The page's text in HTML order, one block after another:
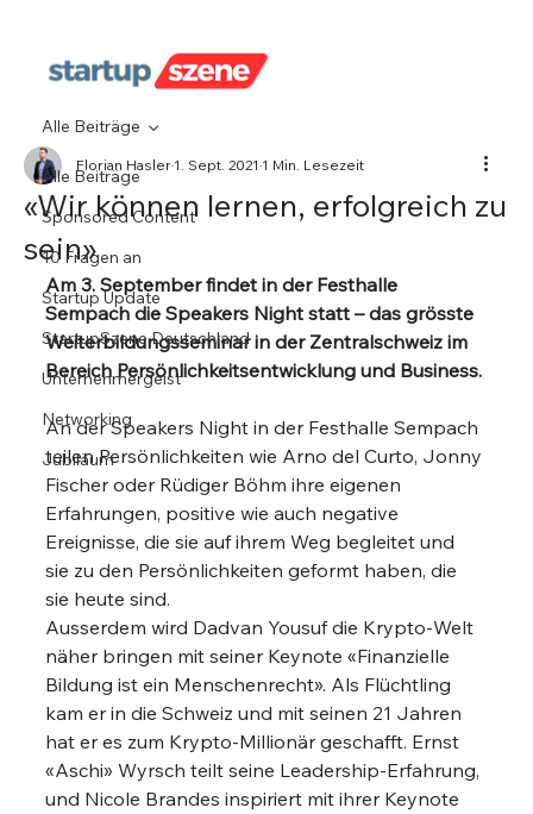
Alle Beiträge
Sponsored Content
10 Fragen an
Startup Update
StartupSzene Deutschland
Unternehmergeist
Networking
Jubiläum
Alle Beiträge
«Wir können lernen, erfolgreich zu
sein»
Florian Hasler1. Sept. 20211 Min. Lesezeit
Am 3. September findet in der Festhalle
Sempach die Speakers Night statt – das grösste
Weiterbildungsseminar in der Zentralschweiz im
Bereich Persönlichkeitsentwicklung und Business.
An der Speakers Night in der Festhalle Sempach
teilen Persönlichkeiten wie Arno del Curto, Jonny
Fischer oder Rüdiger Böhm ihre eigenen
Erfahrungen, positive wie auch negative
Ereignisse, die sie auf ihrem Weg begleitet und
sie zu den Persönlichkeiten geformt haben, die
sie heute sind.
Ausserdem wird Dadvan Yousuf die Krypto-Welt
näher bringen mit seiner Keynote «Finanzielle
Bildung ist ein Menschenrecht». Als Flüchtling
kam er in die Schweiz und mit seinen 21 Jahren
hat er es zum Krypto-Millionär geschafft. Ernst
«Aschi» Wyrsch teilt seine Leadership-Erfahrung,
und Nicole Brandes inspiriert mit ihrer Keynote